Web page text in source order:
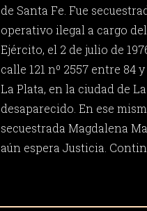
de Santa Fe. Fue
operativo ilegal a cargo
Ejército, el 2 de julio de
calle 121 nº 2557 entre 84
La Plata, en la ciudad de
desaparecido. En ese
secuestrada Magdalena
aún espera Justicia.